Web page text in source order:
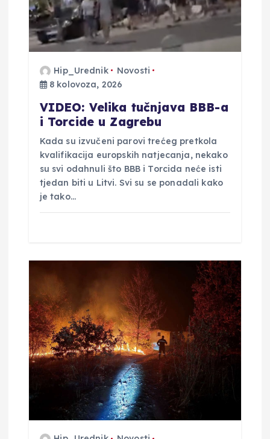
o
b
Hip_Urednik
Novosti
8 kolovoza, 2026
VIDEO: Velika tučnjava BBB-a
i Torcide u Zagrebu
Kada su izvučeni parovi trećeg pretkola
kvalifikacija europskih natjecanja, nekako
su svi odahnuli što BBB i Torcida neće isti
tjedan biti u Litvi. Svi su se ponadali kako
je tako…